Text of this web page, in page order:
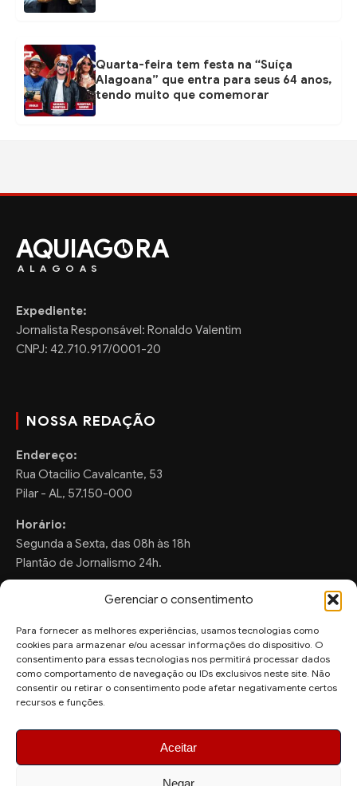
Gerenciar o consentimento
Para fornecer as melhores experiências, usamos tecnologias como
cookies para armazenar e/ou acessar informações do dispositivo. O
consentimento para essas tecnologias nos permitirá processar dados
como comportamento de navegação ou IDs exclusivos neste site. Não
consentir ou retirar o consentimento pode afetar negativamente certos
recursos e funções.
Aceitar
Negar
Quarta-feira tem festa na “Suíça
Alagoana” que entra para seus 64 anos,
tendo muito que comemorar
AQUIAG RA
ALAGOAS
Expediente:
Jornalista Responsável: Ronaldo Valentim
CNPJ: 42.710.917/0001-20
NOSSA REDAÇÃO
Endereço:
Rua Otacilio Cavalcante, 53
Pilar - AL, 57.150-000
Horário:
Segunda a Sexta, das 08h às 18h
Plantão de Jornalismo 24h.
FALE CONOSCO
Sugestões de Pauta:
ronaldo.valentim150@gmail.com